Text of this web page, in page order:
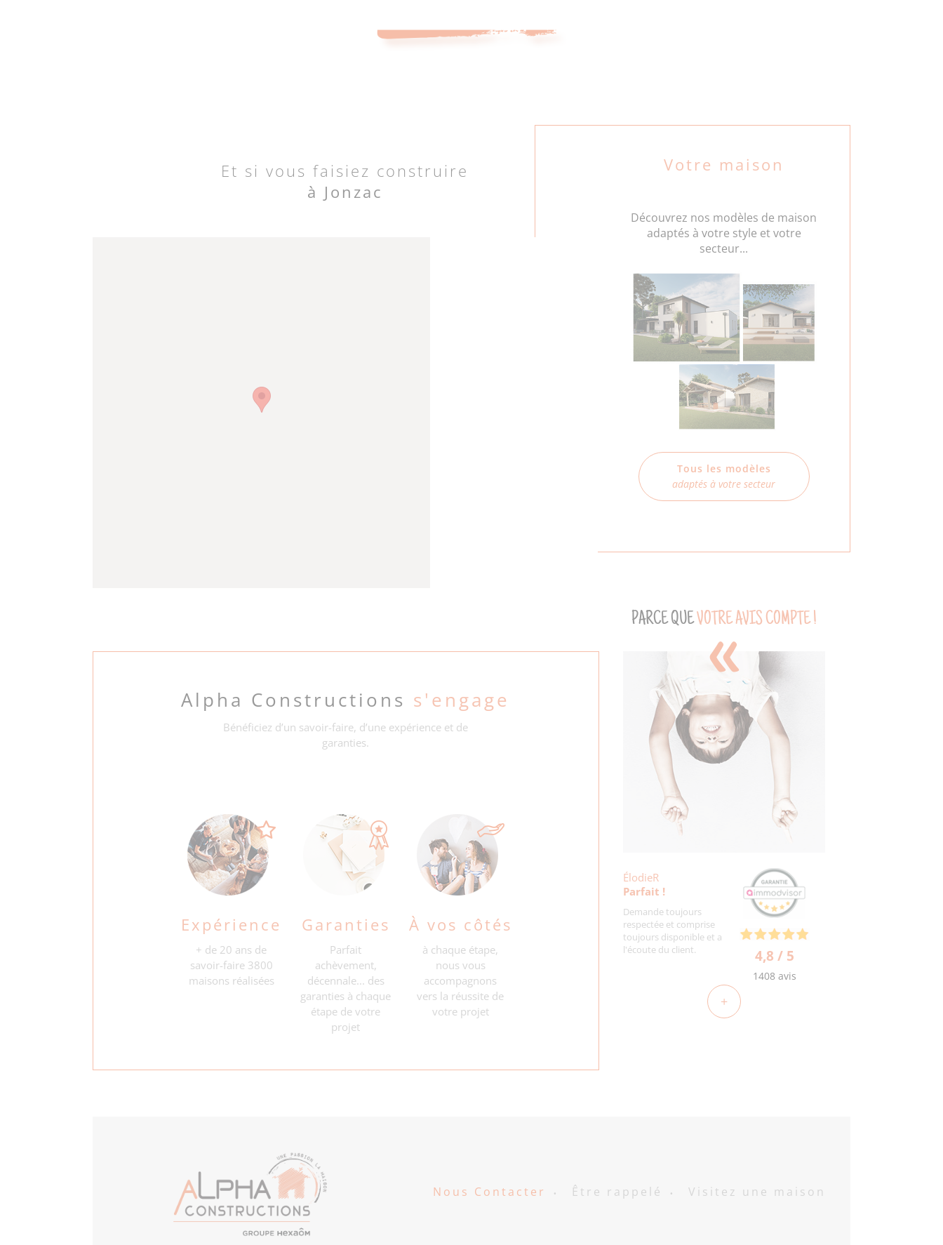
Et si vous faisiez construire
à Jonzac
Votre maison
Découvrez nos modèles de maison
adaptés à votre style et votre
secteur...
Tous les modèles
adaptés à votre secteur
Alpha Constructions s'engage
Bénéficiez d’un savoir-faire, d’une expérience et de
garanties.
Expérience
+ de 20 ans de
savoir-faire 3800
maisons réalisées
Garanties
Parfait
achèvement,
décennale... des
garanties à chaque
étape de votre
projet
À vos côtés
à chaque étape,
nous vous
accompagnons
vers la réussite de
votre projet
PARCE QUEVOTRE AVIS COMPTE !
ÉlodieR
Parfait !
Demande toujours
respectée et comprise
toujours disponible et a
l'écoute du client.
4,8 / 5
1408 avis
+
Nous Contacter Être rappelé Visitez une maison